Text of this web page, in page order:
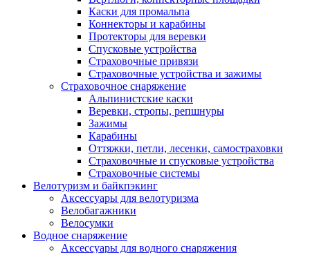
Каски для промальпа
Коннекторы и карабины
Протекторы для веревки
Спусковые устройства
Страховочные привязи
Страховочные устройства и зажимы
Страховочное снаряжение
Альпинистские каски
Веревки, стропы, репшнуры
Зажимы
Карабины
Оттяжки, петли, лесенки, самостраховки
Страховочные и спусковые устройства
Страховочные системы
Велотуризм и байкпэкинг
Аксессуары для велотуризма
Велобагажники
Велосумки
Водное снаряжение
Аксессуары для водного снаряжения